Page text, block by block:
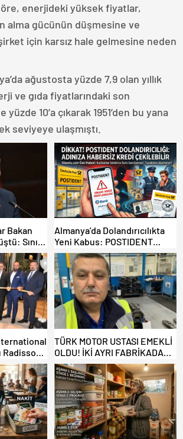
enerjideki yüksek fiyatlar,
alma gücünün düşmesine ve
için karsız hale gelmesine neden
ağustosta yüzde 7,9 olan yıllık
ve gıda fiyatlarındaki son
10’a çıkarak 1951’den bu yana
seviyeye ulaşmıştı.
Bakan
Sınır
Yaz
Almanya’da Dolandırıcılıkta
Yeni Kabus: POSTIDENT
Üzerinden Adınıza Kredi
Çekilebilir!
TÜRK MOTOR USTASI EMEKLİ
OLDU! İKİ AYRI FABRİKADAN
UĞURLANDI